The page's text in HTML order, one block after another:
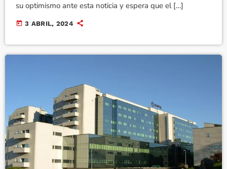
su optimismo ante esta noticia y espera que el […]
today 3 ABRIL, 2024